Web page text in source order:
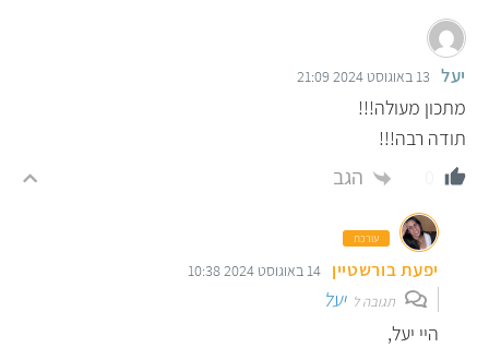
יעל 13 באוגוסט 2024 21:09
מתכון מעולה!!!
תודה רבה!!!
הגב
עורכת
יפעת בורשטיין 14 באוגוסט 2024 10:38
תגובה ליעל
היי יעל,